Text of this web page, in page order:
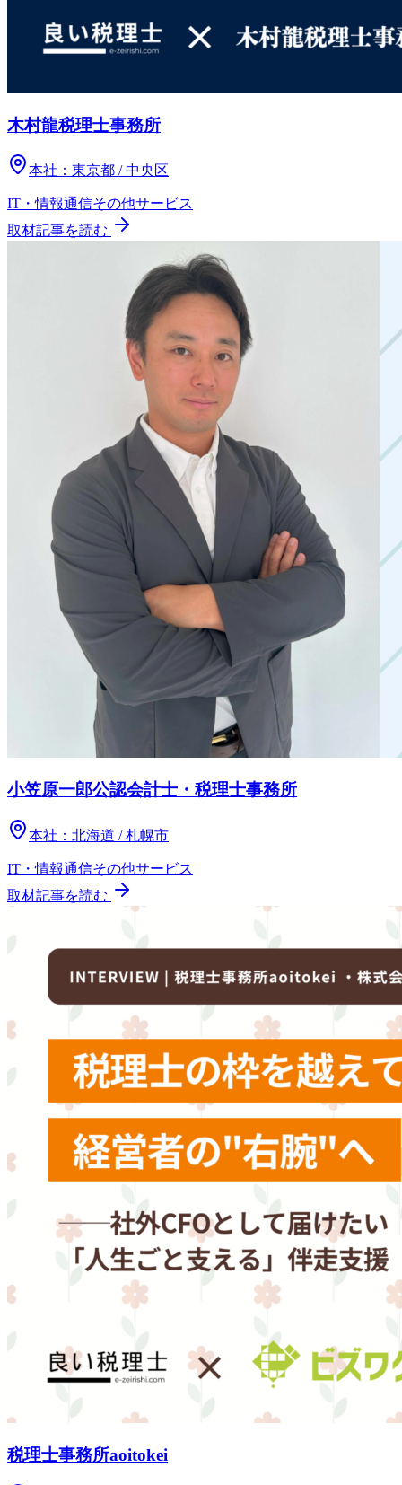
木村龍税理士事務所
本社： 東京都 / 中央区
IT・情報通信その他サービス
取材記事を読む
小笠原一郎公認会計士・税理士事務所
本社： 北海道 / 札幌市
IT・情報通信その他サービス
取材記事を読む
税理士事務所aoitokei